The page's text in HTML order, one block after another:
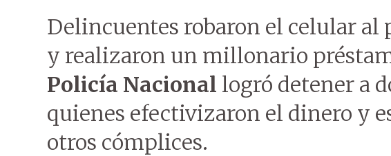
Delincuentes robaron el celular al
y realizaron un millonario
Policía Nacional logró detener a
quienes efectivizaron el dinero y
otros cómplices.